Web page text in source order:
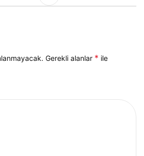
Gerekli alanlar * ile